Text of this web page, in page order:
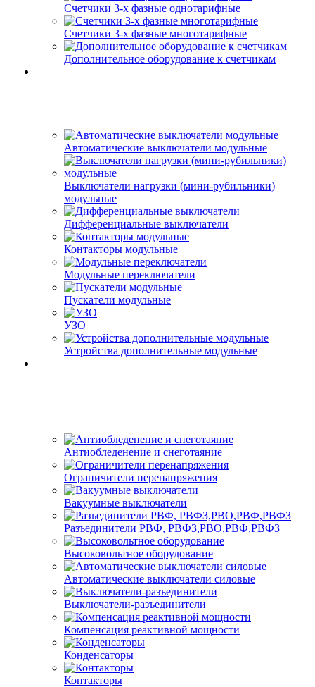
Счетчики 3-х фазные однотарифные
Счетчики 3-х фазные многотарифные
Дополнительное оборудование к счетчикам
Автоматические выключатели модульные
Выключатели нагрузки (мини-рубильники)
модульные
Дифференциальные выключатели
Контакторы модульные
Модульные переключатели
Пускатели модульные
УЗО
Устройства дополнительные модульные
Антиобледенение и снеготаяние
Ограничители перенапряжения
Вакуумные выключатели
Разъединители РВФ, РВФЗ,РВО,РВФ,РВФЗ
Высоковольтное оборудование
Автоматические выключатели cиловые
Выключатели-разъединители
Компенсация реактивной мощности
Конденсаторы
Контакторы